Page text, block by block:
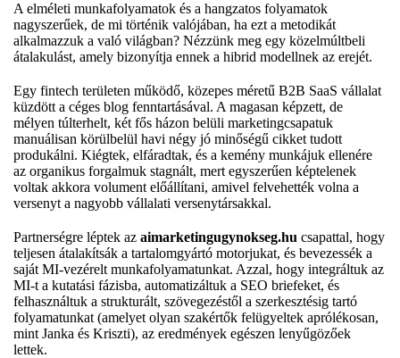
A elméleti munkafolyamatok és a hangzatos folyamatok
nagyszerűek, de mi történik valójában, ha ezt a metodikát
alkalmazzuk a való világban? Nézzünk meg egy közelmúltbeli
átalakulást, amely bizonyítja ennek a hibrid modellnek az erejét.
Egy fintech területen működő, közepes méretű B2B SaaS vállalat
küzdött a céges blog fenntartásával. A magasan képzett, de
mélyen túlterhelt, két fős házon belüli marketingcsapatuk
manuálisan körülbelül havi négy jó minőségű cikket tudott
produkálni. Kiégtek, elfáradtak, és a kemény munkájuk ellenére
az organikus forgalmuk stagnált, mert egyszerűen képtelenek
voltak akkora volument előállítani, amivel felvehették volna a
versenyt a nagyobb vállalati versenytársakkal.
Partnerségre léptek az aimarketingugynokseg.hu csapattal, hogy
teljesen átalakítsák a tartalomgyártó motorjukat, és bevezessék a
saját MI-vezérelt munkafolyamatunkat. Azzal, hogy integráltuk az
MI-t a kutatási fázisba, automatizáltuk a SEO briefeket, és
felhasználtuk a strukturált, szövegezéstől a szerkesztésig tartó
folyamatunkat (amelyet olyan szakértők felügyeltek aprólékosan,
mint Janka és Kriszti), az eredmények egészen lenyűgözőek
lettek.